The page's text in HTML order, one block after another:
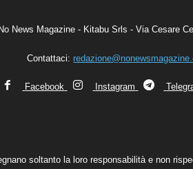
News Magazine - Kitabu Srls - Via Cesare
Contattaci:
Facebook Instagram
soltanto la loro responsabilità e non